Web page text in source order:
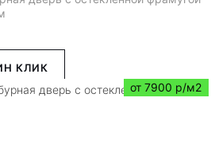
КЛИК
от 7900 р/м2